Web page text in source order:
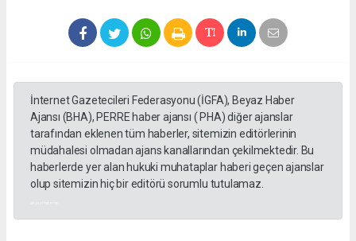
İnternet Gazetecileri Federasyonu (İGFA), Beyaz Haber
Ajansı (BHA), PERRE haber ajansı ( PHA) diğer ajanslar
tarafından eklenen tüm haberler, sitemizin editörlerinin
müdahalesi olmadan ajans kanallarından çekilmektedir. Bu
haberlerde yer alan hukuki muhataplar haberi geçen ajanslar
olup sitemizin hiç bir editörü sorumlu tutulamaz.